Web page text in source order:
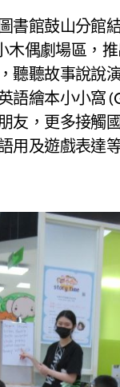
木偶劇場區，
聽聽故事說說
繪本小小窩
友，更多接觸
用及遊戲表達